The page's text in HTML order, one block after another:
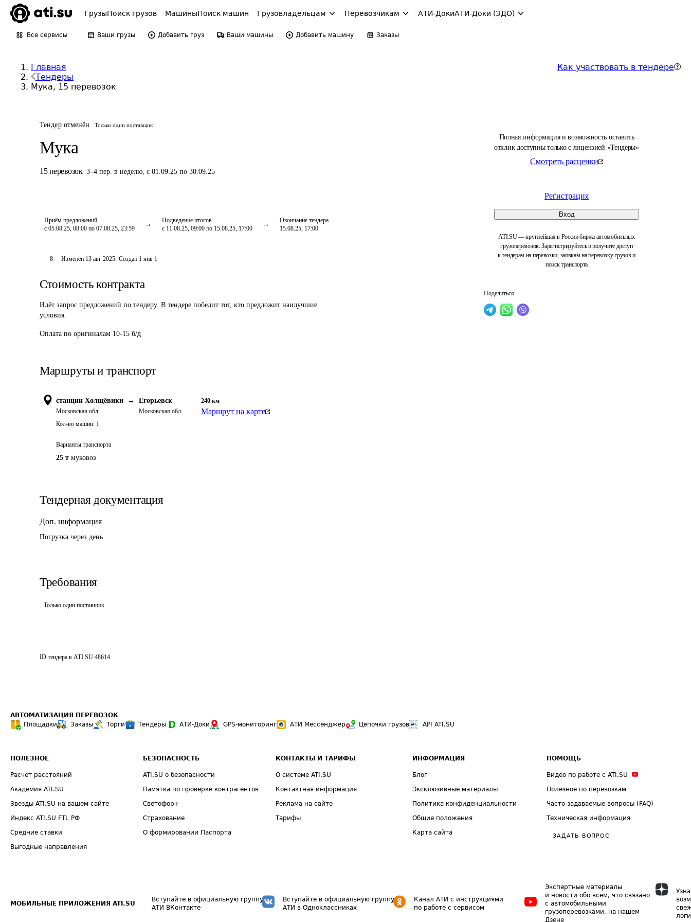
ГрузыПоиск грузов МашиныПоиск машин Грузовладельцам Перевозчикам АТИ-ДокиАТИ-Доки (ЭДО)
Все сервисы Ваши грузы Добавить груз Ваши машины Добавить машину Заказы
Главная
Тендеры
Мука, 15 перевозок
Как участвовать в тендере
Тендер отменён Только один поставщик
Мука
15 перевозок 3–4 пер. в неделю, с 01.09.25 по 30.09.25
Приём предложений
с 05.08.25, 08:00 по 07.08.25, 23:59
Подведение итогов
с 11.08.25, 09:00 по 15.08.25, 17:00
Окончание тендера
15.08.25, 17:00
Полная информация и возможность оставить
отклик доступны только с лицензией «Тендеры»
Смотреть расценки
Регистрация
Вход
ATI.SU — крупнейшая в России биржа автомобильных
грузоперевозок. Зарегистрируйтесь и получите доступ
к тендерам на перевозки, заявкам на перевозку грузов и
поиск транспорта
Поделиться
8 Изменён 13 авг 2025. Создан 1 янв 1
Стоимость контракта
Идёт запрос предложений по тендеру. В тендере победит тот, кто предложит наилучшие
условия.
Оплата по оригиналам 10-15 б/д
Маршруты и транспорт
станции Холщёвики →
Московская обл.
Егорьевск
Московская обл.
240 км
Маршрут на карте
Кол-во машин: 1
Варианты транспорта
25 т муковоз
Тендерная документация
Доп. информация
Погрузка через день
Требования
Только один поставщик
ID тендера в ATI.SU 48614
АВТОМАТИЗАЦИЯ ПЕРЕВОЗОК
Площадки
Заказы Торги Тендеры АТИ-Доки GPS-мониторинг АТИ Мессенджер Цепочки грузов API ATI.SU
ПОЛЕЗНОЕ
Расчет расстояний
Академия ATI.SU
Звезды ATI.SU на вашем сайте
Индекс ATI.SU FTL РФ
Средние ставки
Выгодные направления
БЕЗОПАСНОСТЬ
ATI.SU о безопасности
Памятка по проверке контрагентов
Светофор+
Страхование
О формировании Паспорта
КОНТАКТЫ И ТАРИФЫ
О системе ATI.SU
Контактная информация
Реклама на сайте
Тарифы
ИНФОРМАЦИЯ
Блог
Эксклюзивные материалы
Политика конфиденциальности
Общие положения
Карта сайта
ПОМОЩЬ
Видео по работе с ATI.SU
Полезное по перевозкам
Часто задаваемые вопросы (FAQ)
Техническая информация
ЗАДАТЬ ВОПРОС
МОБИЛЬНЫЕ ПРИЛОЖЕНИЯ ATI.SU
Вступайте в официальную группу
АТИ ВКонтакте
Вступайте в официальную группу
АТИ в Одноклассниках
Канал АТИ с инструкциями
по работе с сервисом
Экспертные материалы
и новости обо всем, что связано
с автомобильными
грузоперевозками, на нашем
Дзене